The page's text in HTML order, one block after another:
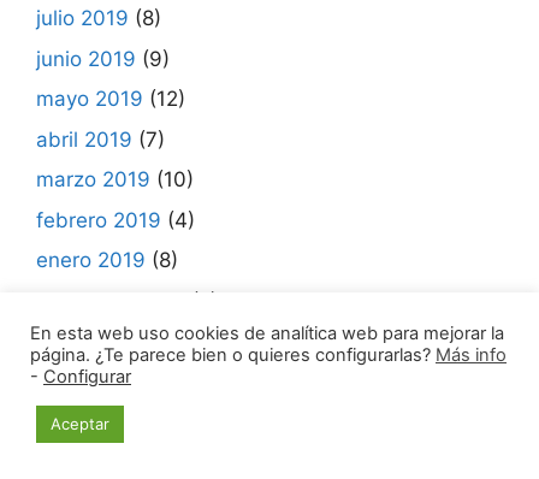
julio 2019 (8)
junio 2019 (9)
mayo 2019 (12)
abril 2019 (7)
marzo 2019 (10)
febrero 2019 (4)
enero 2019 (8)
(8)
noviembre 2018(6)
octubre 2018
septiembre 2018
En esta web uso cookies de analítica web para mejorar la
página. ¿Te parece bien o quieres configurarlas? Más info
- Configurar
Aceptar